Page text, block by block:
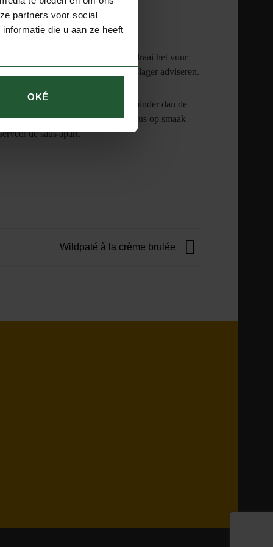
partners voor social
die u aan ze heeft
OKÉ
het met wat zout en peper, draai het vuur
gaarheid. Laat u dus door de slager adviseren.
los en laat op hoog vuur tot minder dan de
open springen. Breng de saus op smaak
de saus apart.
Wildpaté à la crème brulée